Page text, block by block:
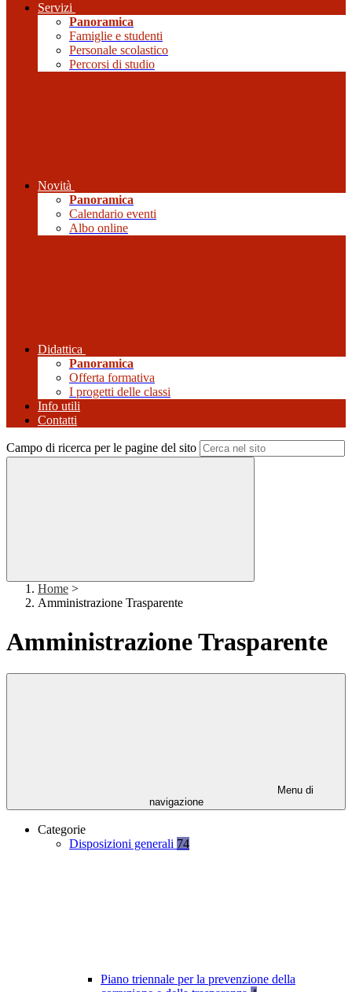
Servizi
Panoramica
Famiglie e studenti
Personale scolastico
Percorsi di studio
Novità
Panoramica
Calendario eventi
Albo online
Didattica
Panoramica
Offerta formativa
I progetti delle classi
Info utili
Contatti
Campo di ricerca per le pagine del sito
Home >
Amministrazione Trasparente
Amministrazione Trasparente
Menu di
navigazione
Categorie
Disposizioni generali 74
Piano triennale per la prevenzione della